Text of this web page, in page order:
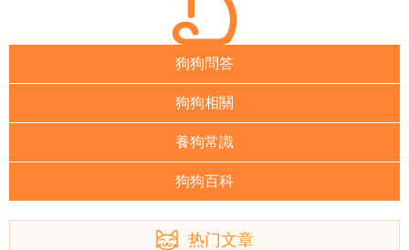
狗狗問答
狗狗相關
養狗常識
狗狗百科
热门文章